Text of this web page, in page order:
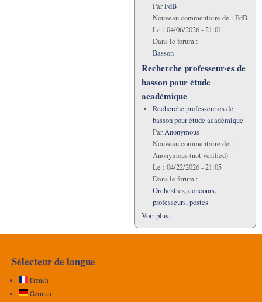
ParFdB
Nouveau commentaire de : FdB
Le : 04/06/2026 - 21:01
Dans le forum :
Basson
Recherche professeur·es de
basson pour étude
académique
Recherche professeur·es de
basson pour étude académique
ParAnonymous
Nouveau commentaire de :
Anonymous (not verified)
Le : 04/22/2026 - 21:05
Dans le forum :
Orchestres, concours,
professeurs, postes
Voir plus...
Sélecteur de langue
French
German